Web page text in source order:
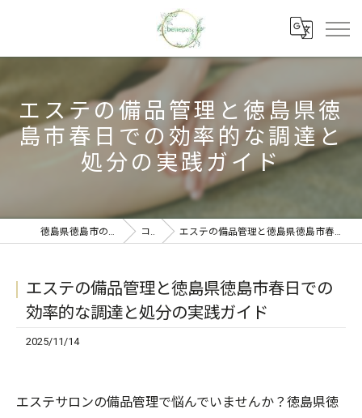
エステの備品管理と徳島県徳
島市春日での効率的な調達と
処分の実践ガイド
徳島県徳島市のエステならbellepas コラム エステの備品管理と徳島県徳島市春日での効率的な調達と処分の実践ガイド
エステの備品管理と徳島県徳島市春日での
効率的な調達と処分の実践ガイド
2025/11/14
エステサロンの備品管理で悩んでいませんか？徳島県徳